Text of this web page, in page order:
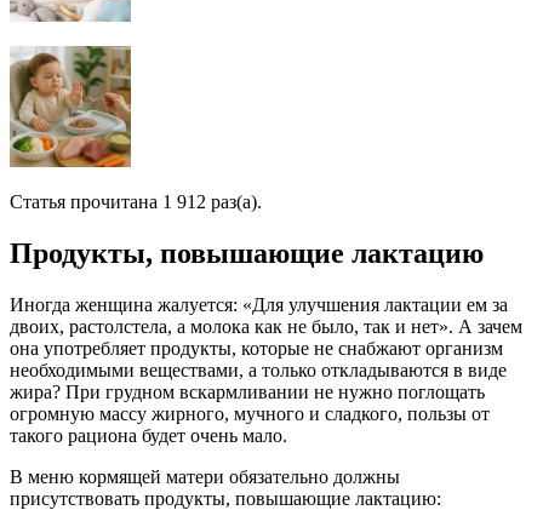
Статья прочитана 1 912 раз(a).
Продукты, повышающие лактацию
Иногда женщина жалуется: «Для улучшения лактации ем за
двоих, растолстела, а молока как не было, так и нет». А зачем
она употребляет продукты, которые не снабжают организм
необходимыми веществами, а только откладываются в виде
жира? При грудном вскармливании не нужно поглощать
огромную массу жирного, мучного и сладкого, пользы от
такого рациона будет очень мало.
В меню кормящей матери обязательно должны
присутствовать продукты, повышающие лактацию: